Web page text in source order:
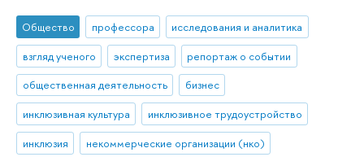
Общество профессора
исследования и аналитика
взгляд ученого
экспертиза
репортаж о событии
общественная деятельность
бизнес
инклюзивная культура
инклюзивное трудоустройство
инклюзия
некоммерческие организации (нко)